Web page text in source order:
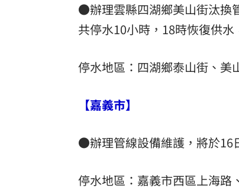
●辦理雲縣四湖鄉美山街汰換
共停水10小時，18時恢復供
停水地區：四湖鄉泰山街、美
【嘉義市】
●辦理管線設備維護，將於16
停水地區：嘉義市西區上海路